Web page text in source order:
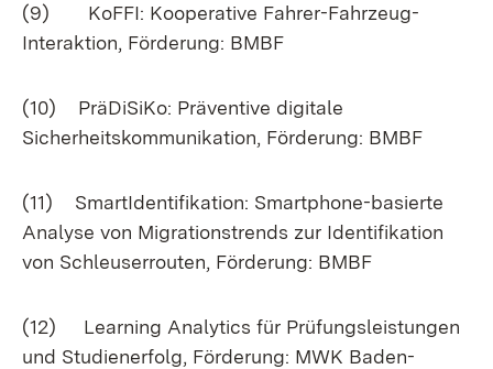
(9) KoFFI: Kooperative Fahrer-Fahrzeug-
Interaktion, Förderung: BMBF
(10) PräDiSiKo: Präventive digitale
Sicherheitskommunikation, Förderung: BMBF
(11) SmartIdentifikation: Smartphone-basierte
Analyse von Migrationstrends zur Identifikation
von Schleuserrouten, Förderung: BMBF
(12) Learning Analytics für Prüfungsleistungen
und Studienerfolg, Förderung: MWK Baden-